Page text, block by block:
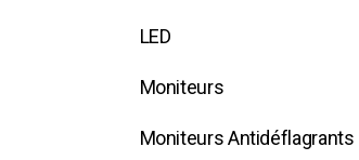
LED
Moniteurs
Moniteurs Antidéflagrants